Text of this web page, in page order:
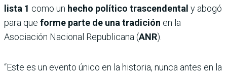
lista 1 como un hecho político trascendental y abogó
para que forme parte de una tradición en la
Asociación Nacional Republicana (ANR).
“Este es un evento único en la historia, nunca antes en la